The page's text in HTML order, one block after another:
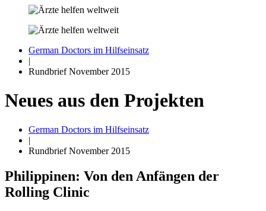
German Doctors im Hilfseinsatz
|
Rundbrief November 2015
Neues aus den Projekten
German Doctors im Hilfseinsatz
|
Rundbrief November 2015
Philippinen: Von den Anfängen der
Rolling Clinic